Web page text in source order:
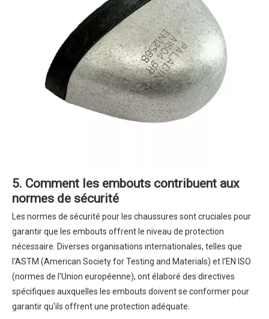
5. Comment les embouts contribuent aux
normes de sécurité
Les normes de sécurité pour les chaussures sont cruciales pour
garantir que les embouts offrent le niveau de protection
nécessaire. Diverses organisations internationales, telles que
l'ASTM (American Society for Testing and Materials) et l'EN ISO
(normes de l'Union européenne), ont élaboré des directives
spécifiques auxquelles les embouts doivent se conformer pour
garantir qu'ils offrent une protection adéquate.